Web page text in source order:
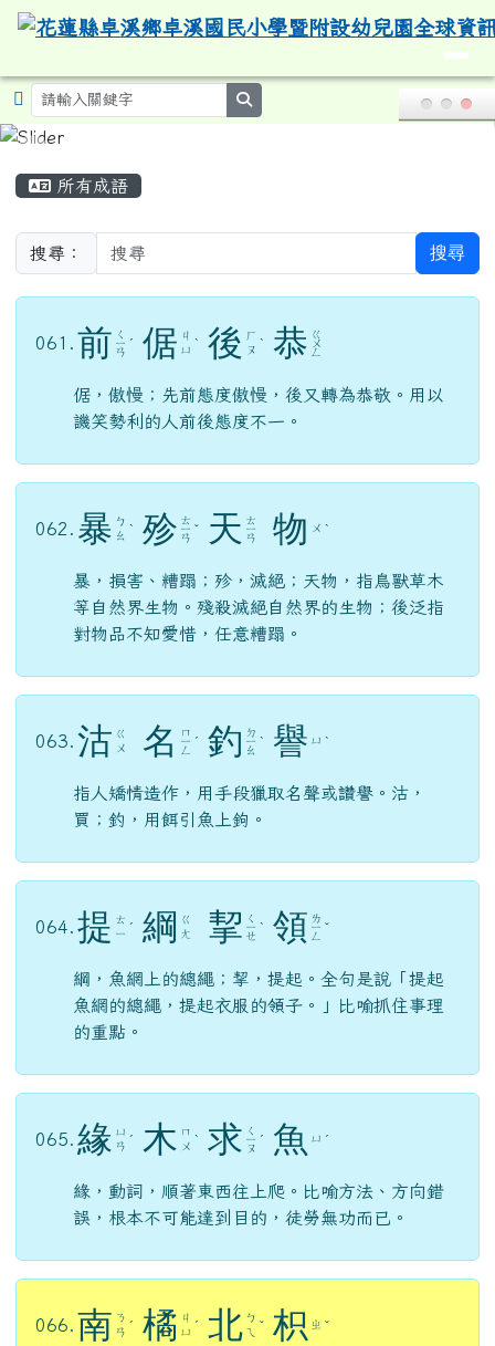
跳至主內容區
花蓮縣卓溪鄉卓溪國民小學暨附設
導覽列
所有成語
搜尋： 搜尋
061. 前 ㄑ
ㄧ
ㄢ
ˊ 倨 ㄐ
ㄩ ˋ 後 ㄏ
ㄡ ˋ 恭 ㄍ
ㄨ
ㄥ
倨，傲慢；先前態度傲慢，後又轉為恭敬。用以
譏笑勢利的人前後態度不一。
062. 暴 ㄅ
ㄠ ˋ 殄 ㄊ
ㄧ
ㄢ
ˇ 天 ㄊ
ㄧ
ㄢ 物 ㄨ ˋ
暴，損害、糟蹋；殄，滅絕；天物，指鳥獸草木
等自然界生物。殘殺滅絕自然界的生物；後泛指
對物品不知愛惜，任意糟蹋。
063. 沽 ㄍ
ㄨ
名 ㄇ
ㄧ
ㄥ
ˊ 釣 ㄉ
ㄧ
ㄠ
ˋ 譽 ㄩ ˋ
指人矯情造作，用手段獵取名聲或讚譽。沽，
買；釣，用餌引魚上鉤。
064. 提 ㄊ
ㄧ ˊ 綱
ㄍ
ㄤ
挈 ㄑ
ㄧ
ㄝ
ˋ 領 ㄌ
ㄧ
ㄥ
ˇ
綱，魚網上的總繩；挈，提起。全句是說「提起
魚網的總繩，提起衣服的領子。」比喻抓住事理
的重點。
065. 緣 ㄩ
ㄢ ˊ 木 ㄇ
ㄨ ˋ 求 ㄑ
ㄧ
ㄡ
ˊ 魚 ㄩ ˊ
緣，動詞，順著東西往上爬。比喻方法、方向錯
誤，根本不可能達到目的，徒勞無功而已。
066. 南 ㄋ
ㄢ ˊ 橘 ㄐ
ㄩ ˊ 北 ㄅ
ㄟ ˇ 枳 ㄓ ˇ